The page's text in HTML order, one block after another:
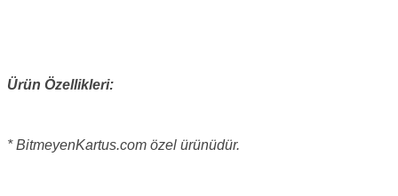
Ürün Özellikleri:
* BitmeyenKartus.com özel ürünüdür.